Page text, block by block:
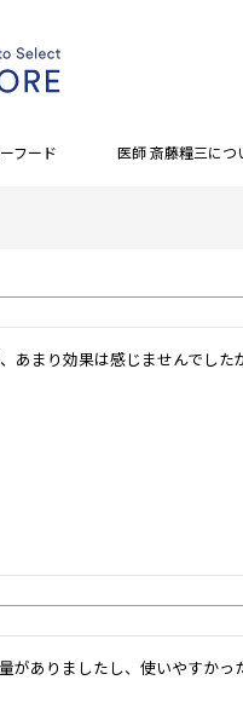
フード 医師 斎藤糧三につ
あまり効果は感じませんでし
ありましたし、使いやすかっ